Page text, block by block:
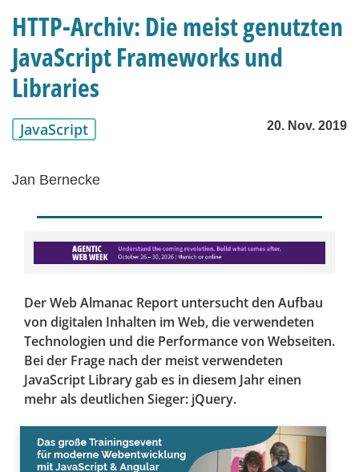
HTTP-Archiv: Die meist genutzten
JavaScript Frameworks und
Libraries
JavaScript 20. Nov. 2019
Jan Bernecke
Der Web Almanac Report untersucht den Aufbau
von digitalen Inhalten im Web, die verwendeten
Technologien und die Performance von Webseiten.
Bei der Frage nach der meist verwendeten
JavaScript Library gab es in diesem Jahr einen
mehr als deutlichen Sieger: jQuery.